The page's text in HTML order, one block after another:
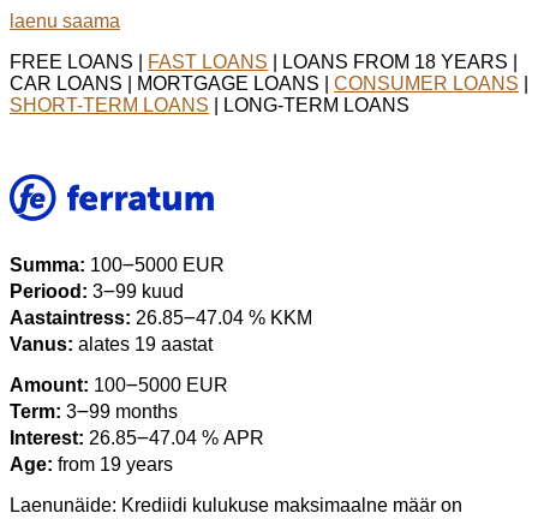
laenu saama
FREE LOANS |
FAST LOANS | LOANS FROM 18 YEARS |
CAR LOANS | MORTGAGE LOANS | CONSUMER LOANS
SHORT-TERM LOANS | LONG-TERM LOANS
Summa: 100౼5000 EUR
Periood: 3౼99 kuud
Aastaintress: 26.85౼47.04 % KKM
Vanus: alates 19 aastat
Amount: 100౼5000 EUR
Term: 3౼99 months
Interest: 26.85౼47.04 % APR
Age: from 19 years
Laenunäide: Krediidi kulukuse maksimaalne määr on